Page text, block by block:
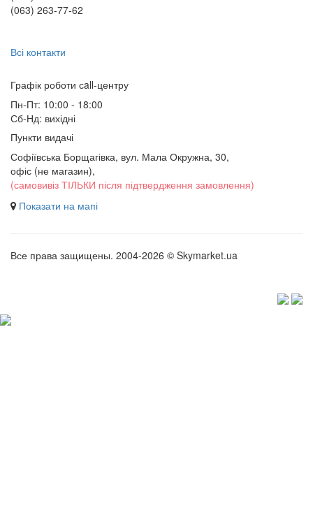
(063) 263-77-62
Всі контакти
Графік роботи сall-центру
Пн-Пт: 10:00 - 18:00
Сб-Нд: вихідні
Пункти видачі
Софіївська Борщагівка, вул. Мала Окружна, 30,
офіс (не магазин),
(самовивіз ТІЛЬКИ після підтвердження замовлення)
Показати на мапі
Все права защищены. 2004-2026 © Skymarket.ua